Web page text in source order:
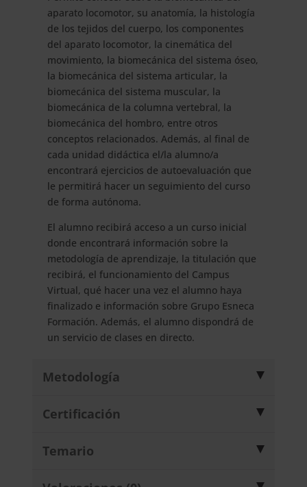
aparato locomotor, su anatomía, la histología
de los tejidos del cuerpo, los componentes
del aparato locomotor, la cinemática del
movimiento, la biomecánica del sistema óseo,
la biomecánica del sistema articular, la
biomecánica del sistema muscular, la
biomecánica de la columna vertebral, la
biomecánica del hombro, entre otros
conceptos relacionados. Además, al final de
cada unidad didáctica el/la alumno/a
encontrará ejercicios de autoevaluación que
le permitirá hacer un seguimiento del curso
de forma autónoma.
El alumno recibirá acceso a un curso inicial
donde encontrará información sobre la
metodología de aprendizaje, la titulación que
recibirá, el funcionamiento del Campus
Virtual, qué hacer una vez el alumno haya
finalizado e información sobre Grupo Esneca
Formación. Además, el alumno dispondrá de
un servicio de clases en directo.
Metodología
Certificación
Temario